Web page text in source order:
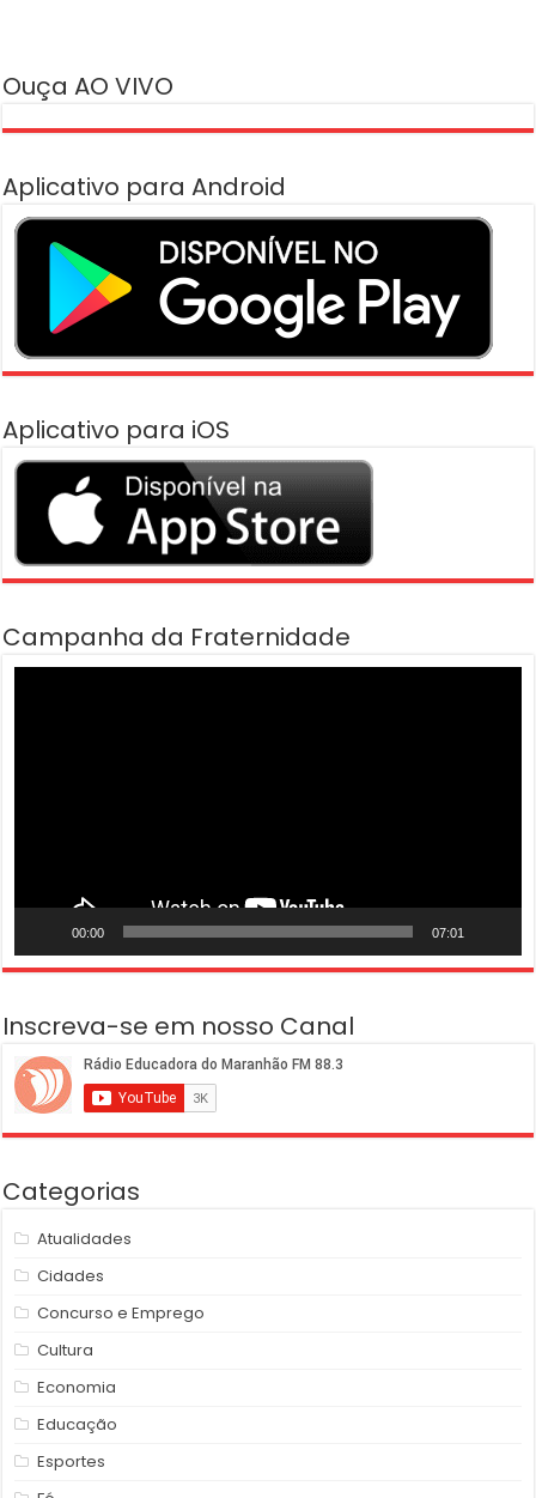
Ouça AO VIVO
Aplicativo para Android
Aplicativo para iOS
Campanha da Fraternidade
00:00 07:01
Inscreva-se em nosso Canal
Categorias
Atualidades
Cidades
Concurso e Emprego
Cultura
Economia
Educação
Esportes